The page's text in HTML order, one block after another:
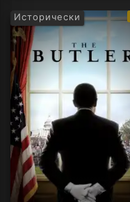
Исторически